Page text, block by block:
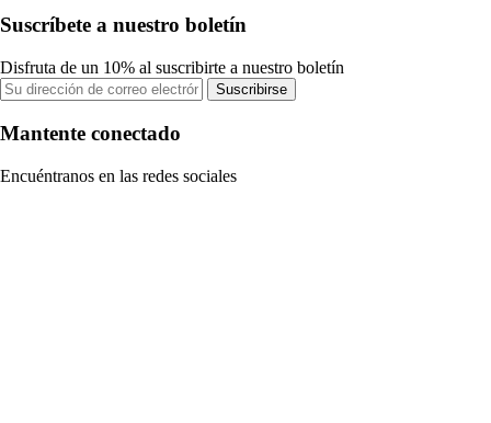
Suscríbete a nuestro boletín
Disfruta de un 10% al suscribirte a nuestro boletín
Suscribirse
Mantente conectado
Encuéntranos en las redes sociales